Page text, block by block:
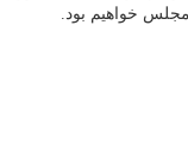
مجلس خواهیم بود.